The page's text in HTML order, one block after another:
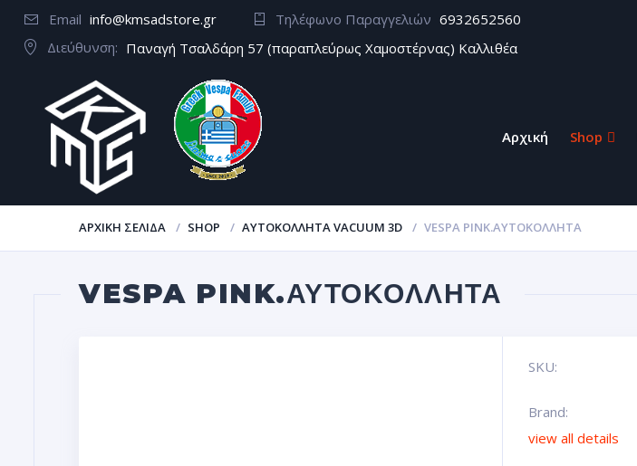
Email info@kmsadstore.gr Τηλέφωνο Παραγγελιών 6932652560
Διεύθυνση: Παναγή Τσαλδάρη 57 (παραπλεύρως Χαμοστέρνας) Καλλιθέα
Αρχική Shop
ΑΡΧΙΚΉ ΣΕΛΊΔΑ SHOP ΑΥΤΟΚΌΛΛΗΤΑ VACUUM 3D VESPA PINK.ΑΥΤΟΚΌΛΛΗΤΑ
VESPA PINK.ΑΥΤΟΚΌΛΛΗΤΑ
SKU:
Brand:
view all details